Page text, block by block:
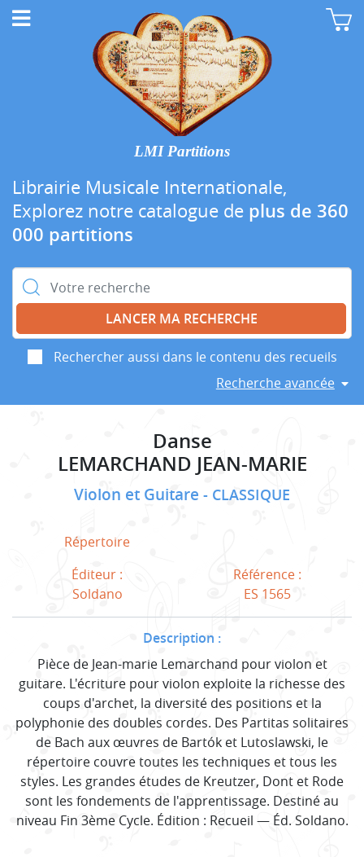
LMI Partitions
Librairie Musicale Internationale,
Explorez notre catalogue de plus de 360
000 partitions
Rechercher :
Rechercher aussi dans le contenu des recueils
Recherche avancée
Danse
LEMARCHAND JEAN-MARIE
Violon et Guitare CLASSIQUE
Répertoire
Éditeur :
Soldano
Référence :
ES 1565
Description :
Pièce de Jean-marie Lemarchand pour violon et
guitare. L'écriture pour violon exploite la richesse des
coups d'archet, la diversité des positions et la
polyphonie des doubles cordes. Des Partitas solitaires
de Bach aux œuvres de Bartók et Lutoslawski, le
répertoire couvre toutes les techniques et tous les
styles. Les grandes études de Kreutzer, Dont et Rode
sont les fondements de l'apprentissage. Destiné au
niveau Fin 3ème Cycle. Édition : Recueil — Éd. Soldano.